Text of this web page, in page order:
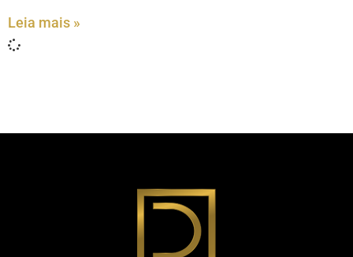
Leia mais »